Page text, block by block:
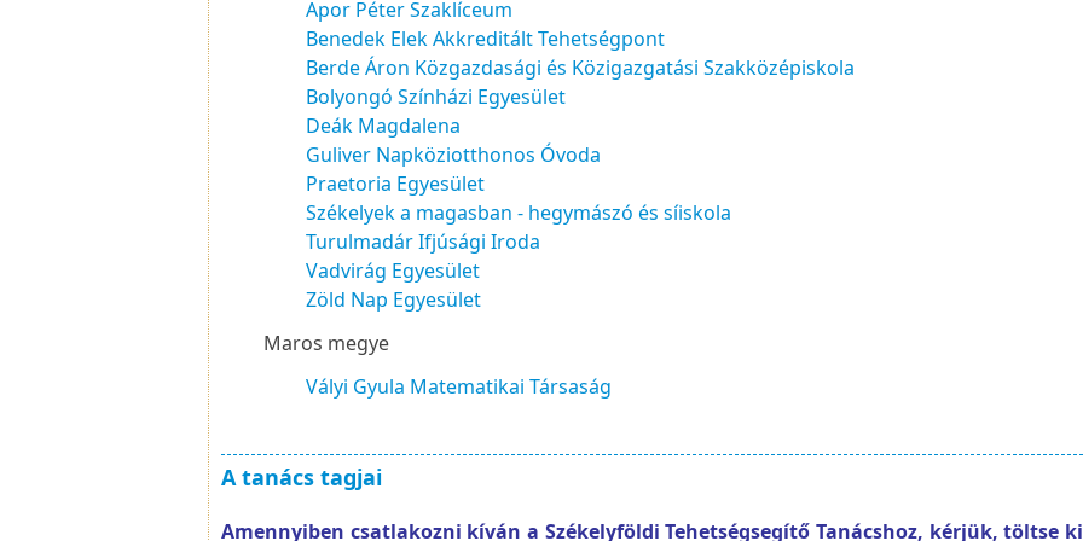
Apor Péter Szaklíceum
Benedek Elek Akkreditált Tehetségpont
Berde Áron Közgazdasági és Közigazgatási Szakközépiskola
Bolyongó Színházi Egyesület
Deák Magdalena
Guliver Napköziotthonos Óvoda
Praetoria Egyesület
Székelyek a magasban - hegymászó és síiskola
Turulmadár Ifjúsági Iroda
Vadvirág Egyesület
Zöld Nap Egyesület
Maros megye
Vályi Gyula Matematikai Társaság
A tanács tagjai
Amennyiben csatlakozni kíván a Székelyföldi Tehetségsegítő Tanácshoz, kérjük, töltse